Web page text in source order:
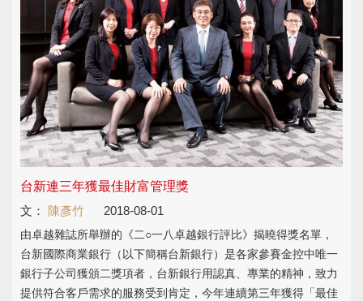
台新連三年獲最佳財富管理獎
文：
陳彥竹 2018-08-01
由卓越雜誌所舉辦的《二○一八卓越銀行評比》揭曉得獎名單，
台新國際商業銀行（以下簡稱台新銀行）是各家參賽金控中唯一
銀行子公司獲頒二獎項者，台新銀行用認真、專業的精神，致力
提供符合客戶需求的服務受到肯定，今年連續第三年獲得「最佳